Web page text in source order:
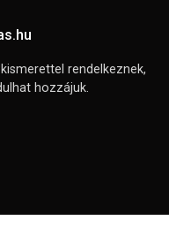
rendelkeznek,
hozzájuk.